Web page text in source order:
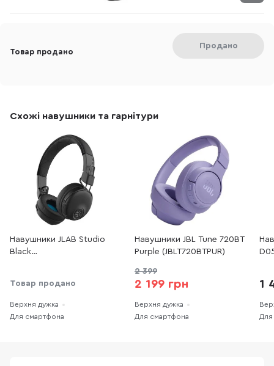
Товар продано
Продано
Схожі навушники та гарнітури
Навушники JLAB Studio
Black
Товар продано
Верхня дужка
Для смартфона
Навушники JBL Tune 720BT
Purple (JBLT720BTPUR)
2 399
2 199 грн
Верхня дужка
Для смартфона
1